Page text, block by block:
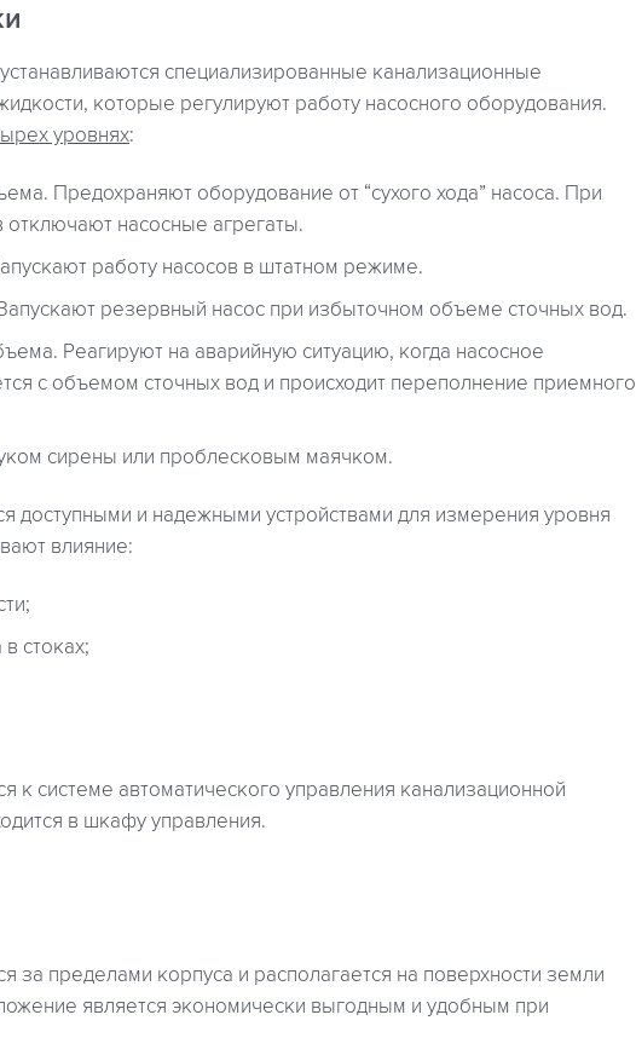
специализированные канализационные
которые регулируют работу насосного оборудования.
уровнях:
Предохраняют оборудование от “сухого хода” насоса. При
насосные агрегаты.
работу насосов в штатном режиме.
резервный насос при избыточном объеме сточных вод.
Реагируют на аварийную ситуацию, когда насосное
с объемом сточных вод и происходит переполнение приемного
сирены или проблесковым маячком.
доступными и надежными устройствами для измерения уровня
влияние:
стоках;
к системе автоматического управления канализационной
в шкафу управления.
пределами корпуса и располагается на поверхности земли
является экономически выгодным и удобным при